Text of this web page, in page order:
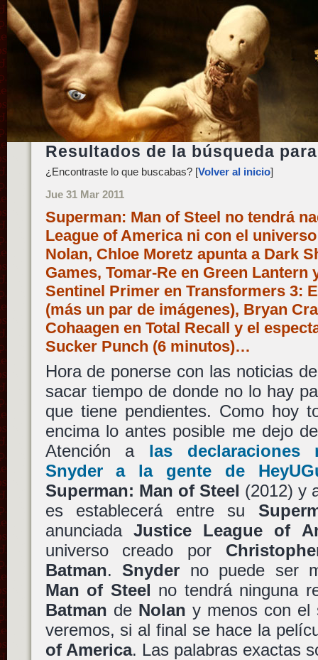
Resultados de la búsqueda
¿Encontraste lo que buscabas? [Volver al inicio]
Jue 31 Mar 2011
Superman: Man of Steel no tendrá
League of America ni con el
Nolan, Chloe Moretz apunta a Dark
Games, Tomar-Re en Green
Sentinel Primer en Transformers 3:
(más un par de imágenes), Bryan
Cohaagen en Total Recall y el
Sucker Punch (6 minutos)…
Hora de ponerse con las noticias
sacar tiempo de donde no lo hay
que tiene pendientes. Como hoy
encima lo antes posible me dejo
Atención a las declaraciones
Snyder a la gente de
Superman: Man of Steel (2012) y
es establecerá entre su
anunciada Justice League of
universo creado por
Batman.Snyder no puede ser
Man of Steel no tendrá ninguna
Batman de Nolan y menos con
veremos, si al final se hace la
of America. Las palabras exactas